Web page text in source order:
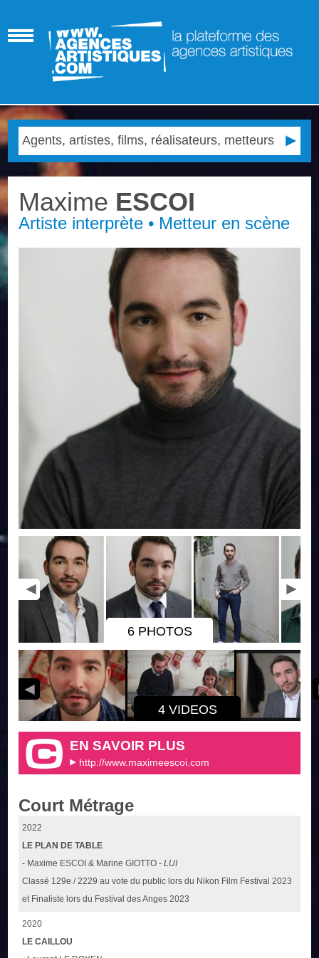
Maxime ESCOI
Artiste interprète • Metteur en scène
6 PHOTOS
4 VIDEOS
EN SAVOIR PLUS
http://www.maximeescoi.com
Court Métrage
2022
LE PLAN DE TABLE
- Maxime ESCOI & Marine GIOTTO -LUI
Classé 129e / 2229 au vote du public lors du Nikon Film Festival 2023
et Finaliste lors du Festival des Anges 2023
2020
LE CAILLOU